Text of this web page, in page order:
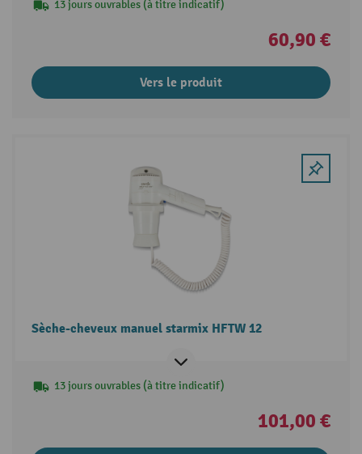
13 jours ouvrables (à titre indicatif)
60,90 €
Vers le produit
Sèche-cheveux manuel starmix HFTW 12
13 jours ouvrables (à titre indicatif)
101,00 €